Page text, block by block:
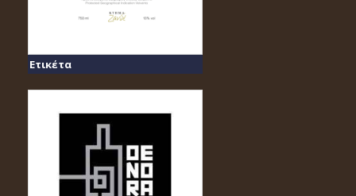
Ετικέτα